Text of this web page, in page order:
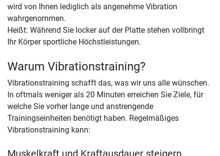
wird von Ihnen lediglich als angenehme Vibration
wahrgenommen.
Heißt: Während Sie locker auf der Platte stehen vollbringt
Ihr Körper sportliche Höchstleistungen.
Warum Vibrationstraining?
Vibrationstraining schafft das, was wir uns alle wünschen.
In oftmals weniger als 20 Minuten erreichen Sie Ziele, für
welche Sie vorher lange und anstrengende
Trainingseinheiten benötigt haben. Regelmäßiges
Vibrationstraining kann:
Muskelkraft und Kraftausdauer steigern